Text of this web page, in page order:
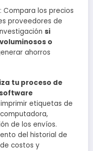
Compara los precios
proveedores de
si
o
ahorros
tu proceso de
etiquetas de
de los envíos.
del historial de
costos y